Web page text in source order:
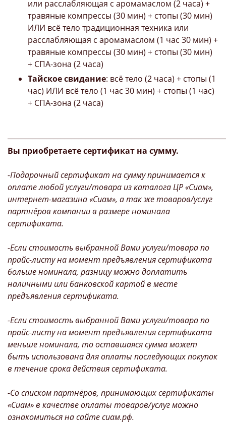
или расслабляющая с аромамаслом (2 часа) +
травяные компрессы (30 мин) + стопы (30 мин)
ИЛИ всё тело традиционная техника или
расслабляющая с аромамаслом (1 час 30 мин) +
травяные компрессы (30 мин) + стопы (30 мин)
+ СПА-зона (2 часа)
Тайское свидание: всё тело (2 часа) + стопы (1
час) ИЛИ всё тело (1 час 30 мин) + стопы (1 час)
+ СПА-зона (2 часа)
Вы приобретаете сертификат на сумму.
-Подарочный сертификат на сумму принимается к
оплате любой услуги/товара из каталога ЦР «Сиам»,
интернет-магазина «Сиам», а так же товаров/услуг
партнёров компании в размере номинала
сертификата.
-Если стоимость выбранной Вами услуги/товара по
прайс-листу на момент предъявления сертификата
больше номинала, разницу можно доплатить
наличными или банковской картой в месте
предъявления сертификата.
-Если стоимость выбранной Вами услуги/товара по
прайс-листу на момент предъявления сертификата
меньше номинала, то оставшаяся сумма может
быть использована для оплаты последующих покупок
в течение срока действия сертификата.
-Со списком партнёров, принимающих сертификаты
«Сиам» в качестве оплаты товаров/услуг можно
ознакомиться на сайте сиам.рф.